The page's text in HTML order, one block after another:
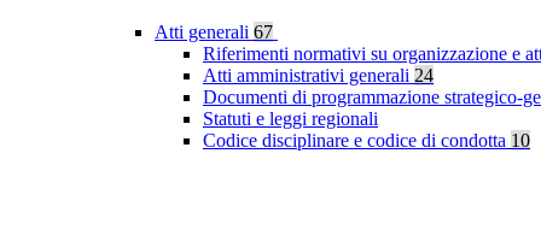
Atti generali 67
Riferimenti normativi su organizzazione e
Atti amministrativi generali 24
Documenti di programmazione strategico-
Statuti e leggi regionali
Codice disciplinare e codice di condotta 10